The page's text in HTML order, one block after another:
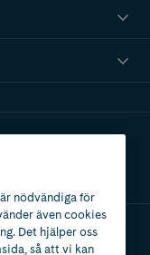
nödvändiga för
även cookies
Det hjälper oss
så att vi kan